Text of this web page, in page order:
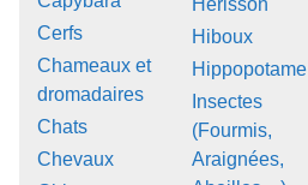
Cerfs
Chameaux et
dromadaires
Chats
Chevaux
Hérisson
Hiboux
Hippopotame
Insectes
(Fourmis,
Araignées,